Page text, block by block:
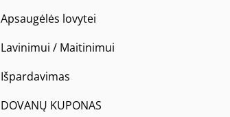
Apsaugėlės lovytei
Lavinimui / Maitinimui
Išpardavimas
DOVANŲ KUPONAS